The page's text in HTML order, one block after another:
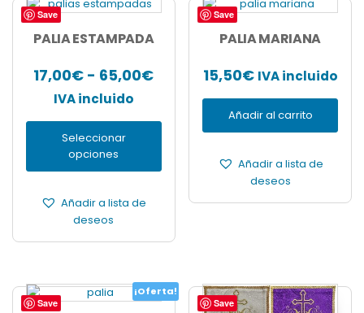
Save
PALIA ESTAMPADA
17,00€ - 65,00€Rango
precios:
17,00€
IVA incluido
Seleccionar
opciones
Este
producto
múltiples
variantes.
producto
Añadir a lista de
deseos
Save
PALIA MARIANA
15,50€ IVA incluido
Añadir al carrito
Añadir a lista de
deseos
Save
¡Oferta!
Save
Este